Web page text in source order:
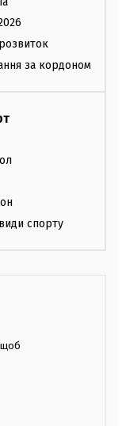
за кордоном
спорту
щоб